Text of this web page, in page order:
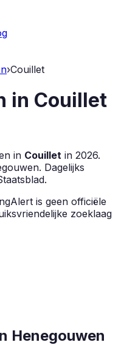
›Couillet
in Couillet
in Couillet in 2026.
. Dagelijks
is geen officiële
zoeklaag
Henegouwen